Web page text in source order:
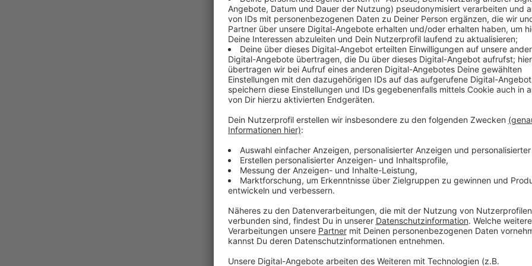
Dort wurde zum Beispiel Oberbürgermeister Geisel
Thomas Jarzombek von der CDU mit dem
der die Pressefreiheit in seinem Land stark
Fall glaubt der Düsseldorfer Politikwissenschaftler
immer eine Vorbildfunktion haben sollten:
Anzeige
Stefan Marschall zur Sprache beim Wahlkampf
Anzeige